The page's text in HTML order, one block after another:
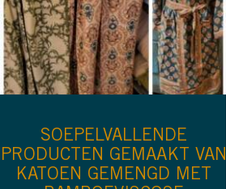
SOEPELVALLENDE
PRODUCTEN GEMAAKT VAN
KATOEN GEMENGD MET